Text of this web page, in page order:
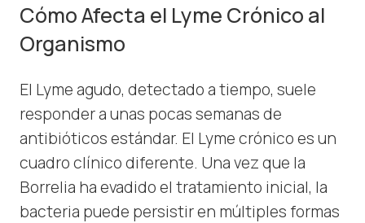
Cómo Afecta el Lyme Crónico al
Organismo
El Lyme agudo, detectado a tiempo, suele
responder a unas pocas semanas de
antibióticos estándar. El Lyme crónico es un
cuadro clínico diferente. Una vez que la
Borrelia ha evadido el tratamiento inicial, la
bacteria puede persistir en múltiples formas